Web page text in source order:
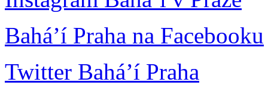
Bahá’í Praha na Facebooku
Twitter Bahá’í Praha